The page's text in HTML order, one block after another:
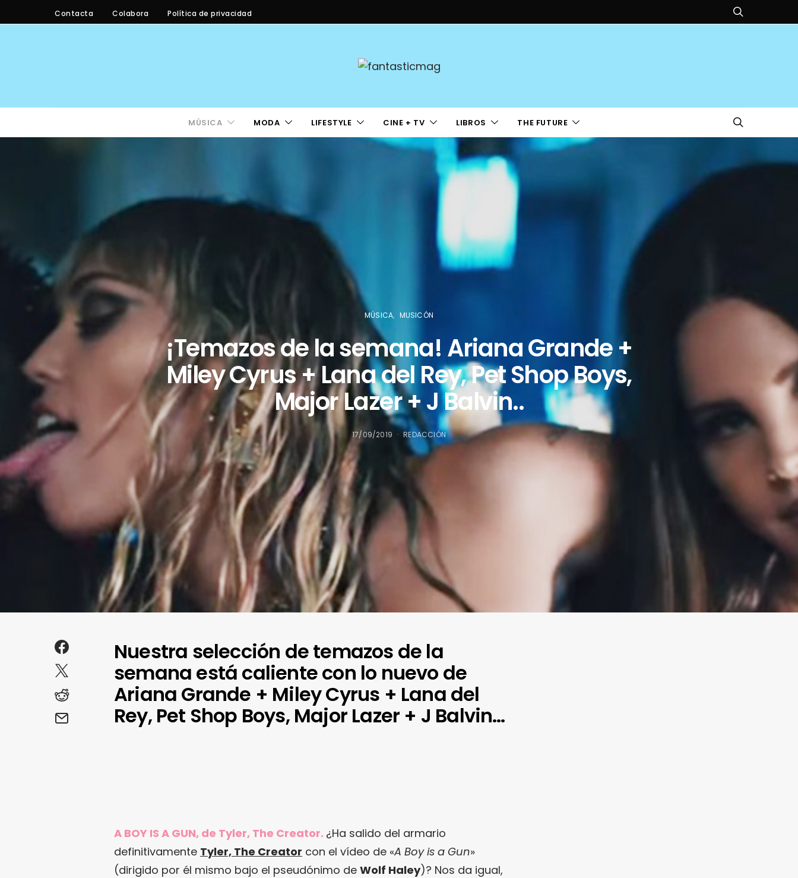
Contacta Colabora Política de privacidad
MÚSICA MODA LIFESTYLE CINE + TV LIBROS THE FUTURE
MÚSICA MUSICÓN
¡Temazos de la semana! Ariana Grande +
Miley Cyrus + Lana del Rey, Pet Shop Boys,
Major Lazer + J Balvin..
17/09/2019 REDACCIÓN
Nuestra selección de temazos de la
semana está caliente con lo nuevo de
Ariana Grande + Miley Cyrus + Lana del
Rey, Pet Shop Boys, Major Lazer + J Balvin…
A BOY IS A GUN, de Tyler, The Creator. ¿Ha salido del armario
definitivamente Tyler, The Creator con el vídeo de «A Boy is a Gun»
(dirigido por él mismo bajo el pseudónimo de Wolf Haley)? Nos da igual,